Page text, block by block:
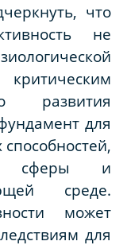
что
не
критическим
развития
для
сферы и
среде.
может
для